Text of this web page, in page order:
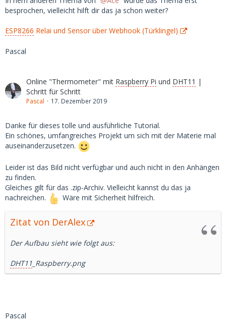
besprochen, vielleicht hilft dir das ja schon weiter?
ESP8266 Relai und Sensor über Webhook (Türklingel)
Pascal
Online "Thermometer" mit Raspberry Pi und DHT11 |
Schritt für Schritt
Pascal 17. Dezember 2019
Danke für dieses tolle und ausführliche Tutorial.
Ein schönes, umfangreiches Projekt um sich mit der Materie mal
auseinanderzusetzen.
Leider ist das Bild nicht verfügbar und auch nicht in den Anhängen
zu finden.
Gleiches gilt für das .zip-Archiv. Vielleicht kannst du das ja
nachreichen.
Wäre mit Sicherheit hilfreich.
Zitat von DerAlex
Der Aufbau sieht wie folgt aus:
DHT11 _Raspberry.png
Pascal